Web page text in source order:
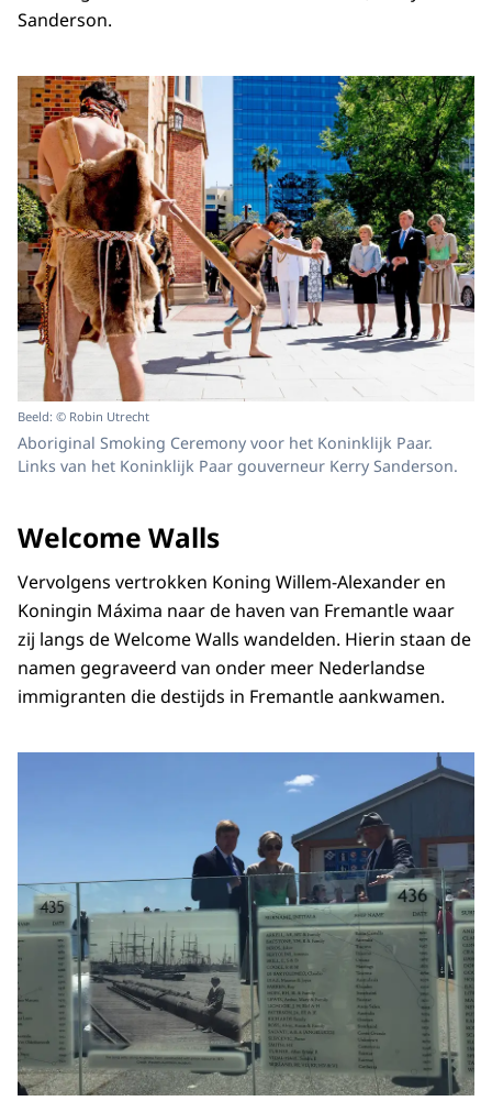
Sanderson.
Beeld: © Robin Utrecht
Aboriginal Smoking Ceremony voor het Koninklijk Paar.
Links van het Koninklijk Paar gouverneur Kerry Sanderson.
Welcome Walls
Vervolgens vertrokken Koning Willem-Alexander en
Koningin Máxima naar de haven van Fremantle waar
zij langs de Welcome Walls wandelden. Hierin staan de
namen gegraveerd van onder meer Nederlandse
immigranten die destijds in Fremantle aankwamen.